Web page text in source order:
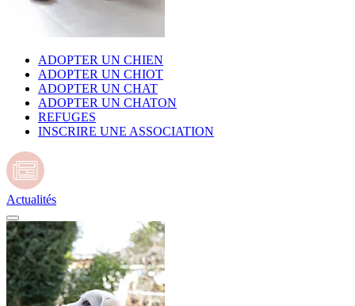
ADOPTER UN CHIEN
ADOPTER UN CHIOT
ADOPTER UN CHAT
ADOPTER UN CHATON
REFUGES
INSCRIRE UNE ASSOCIATION
Actualités